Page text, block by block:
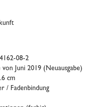
08-2
von Juni 2019 (Neuausgabe)
cm
/ Fadenbindung